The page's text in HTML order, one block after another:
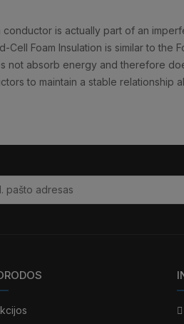
is actually part of an
Foam Insulation is similar to the
not absorb energy and therefore
to maintain a stable relationship